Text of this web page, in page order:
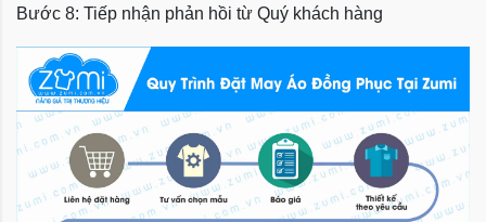
Bước 8: Tiếp nhận phản hồi từ Quý khách hàng